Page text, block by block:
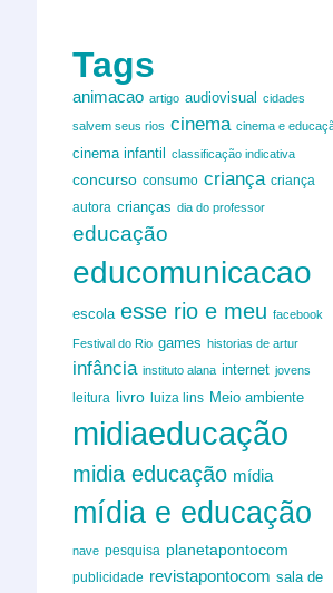
Tags
animacao artigo audiovisual cidades
salvem seus rios cinema cinema e
cinema infantil classificação indicativa
concurso consumo criança criança
autora crianças dia do professor
educação
educomunicacao
escola esse rio e meu facebook
Festival do Rio games historias de artur
infância instituto alana internet jovens
leitura livro luiza lins Meio ambiente
midiaeducação
midia educação mídia
mídia e educação
nave pesquisa planetapontocom
publicidade revistapontocom sala de